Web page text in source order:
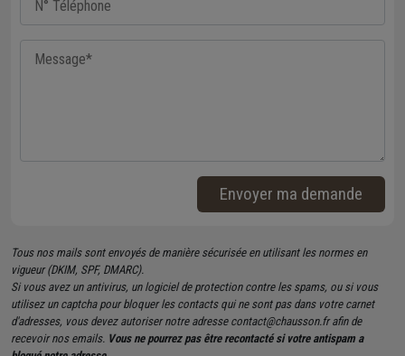
Envoyer ma demande
Tous nos mails sont envoyés de manière sécurisée en utilisant les normes en
vigueur (DKIM, SPF, DMARC).
Si vous avez un antivirus, un logiciel de protection contre les spams, ou si vous
utilisez un captcha pour bloquer les contacts qui ne sont pas dans votre carnet
d'adresses, vous devez autoriser notre adresse contact@chausson.fr afin de
recevoir nos emails. Vous ne pourrez pas être recontacté si votre antispam a